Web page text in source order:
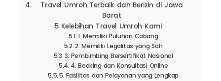
Travel Umroh Terbaik dan Berizin di Jawa
Barat
Kelebihan Travel Umroh Kami
1. Memiliki Puluhan Cabang
2. Memiliki Legalitas yang Sah
3. Pembimbing Bersertifikat Nasional
4. Booking dan Konsultasi Online
5. Fasilitas dan Pelayanan yang Lengkap